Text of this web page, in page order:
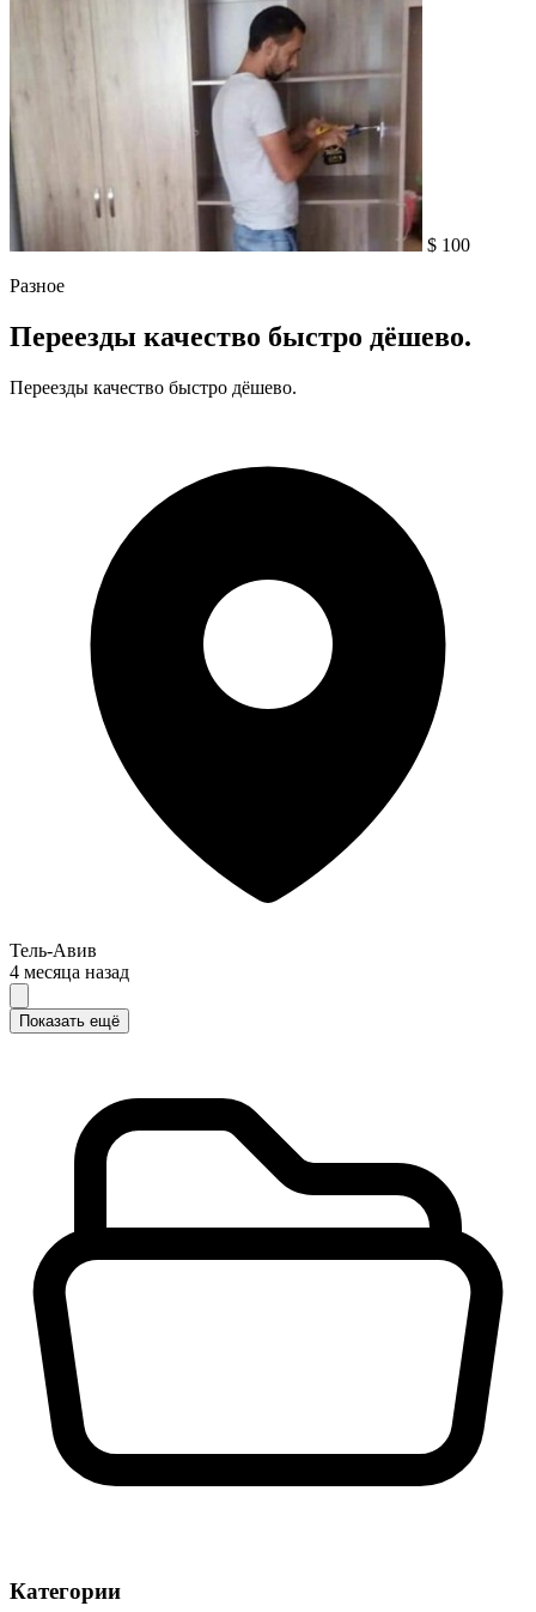
$ 100
Разное
Переезды качество быстро дёшево.
Переезды качество быстро дёшево.
Тель-Авив
4 месяца назад
Показать ещё
Категории